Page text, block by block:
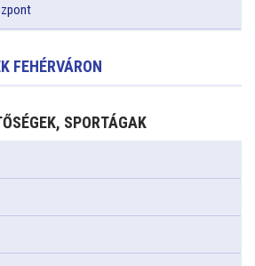
FEHÉRVÁRON
SPORTÁGAK